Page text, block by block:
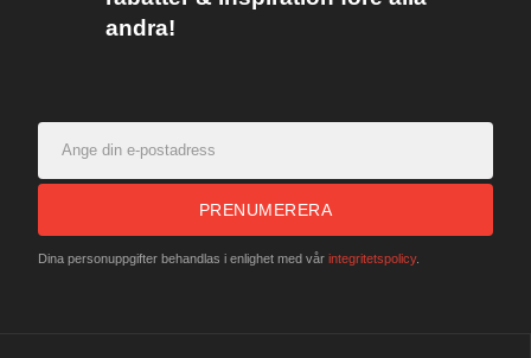
andra!
PRENUMERERA
Dina personuppgifter behandlas i enlighet med vår integritetspolicy.